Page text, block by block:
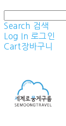
Search 검색
Log In 로그인
Cart장바구니